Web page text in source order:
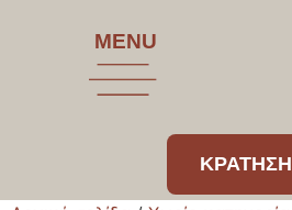
MENU
ΚΡΑΤΗΣΗ